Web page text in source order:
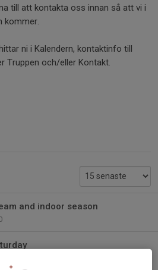
till att kontakta oss innan så att vi i
kommer.
ni i Kalendern, kontaktinfo till
Truppen och/eller Kontakt.
and indoor season